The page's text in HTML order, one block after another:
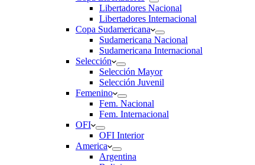
Libertadores Nacional
Libertadores Internacional
Copa Sudamericana
Sudamericana Nacional
Sudamericana Internacional
Selección
Selección Mayor
Selección Juvenil
Femenino
Fem. Nacional
Fem. Internacional
OFI
OFI Interior
America
Argentina